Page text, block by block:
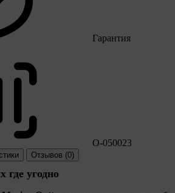
Гарантия
O-050023
Отзывов (0)
угодно